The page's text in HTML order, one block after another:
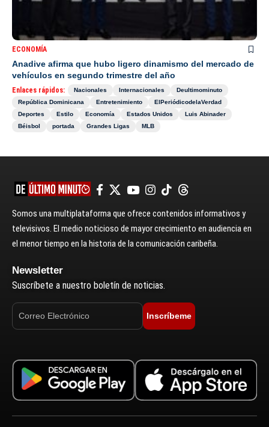
ECONOMÍA
Anadive afirma que hubo ligero dinamismo del mercado de
vehículos en segundo trimestre del año
Enlaces rápidos: Nacionales Internacionales
Deultimominuto
República Dominicana
Entretenimiento
ElPeriódicodelaVerdad
Deportes
Estilo Economía Estados Unidos
Luis Abinader
Béisbol
portada Grandes Ligas MLB
Somos una multiplataforma que ofrece contenidos informativos y
televisivos. El medio noticioso de mayor crecimiento en audiencia en
el menor tiempo en la historia de la comunicación caribeña.
Newsletter
Suscríbete a nuestro boletín de noticias.
Inscríbeme